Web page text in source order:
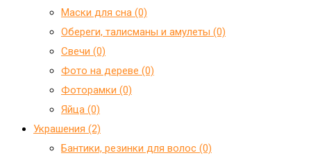
Маски для сна (0)
Обереги, талисманы и амулеты (0)
Свечи (0)
Фото на дереве (0)
Фоторамки (0)
Яйца (0)
Украшения (2)
Бантики, резинки для волос (0)